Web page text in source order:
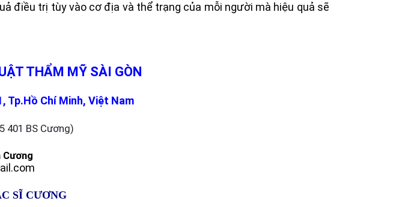
điều trị tùy vào cơ địa và thể trạng của mỗi người mà hiệu quả sẽ
THẨM MỸ SÀI GÒN
Tp.Hồ Chí Minh, Việt Nam
401 BS Cương)
Cương
SĨ CƯƠNG